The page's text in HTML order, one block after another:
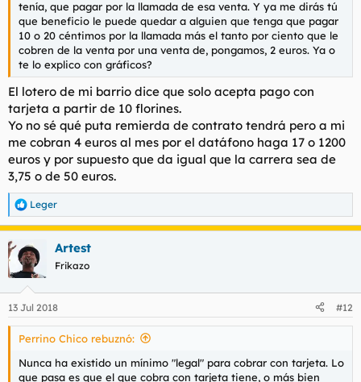
tenía, que pagar por la llamada de esa venta. Y ya me dirás tú
que beneficio le puede quedar a alguien que tenga que pagar
10 o 20 céntimos por la llamada más el tanto por ciento que le
cobren de la venta por una venta de, pongamos, 2 euros. Ya o
te lo explico con gráficos?
El lotero de mi barrio dice que solo acepta pago con
tarjeta a partir de 10 florines.
Yo no sé qué puta remierda de contrato tendrá pero a mi
me cobran 4 euros al mes por el datáfono haga 17 o 1200
euros y por supuesto que da igual que la carrera sea de
3,75 o de 50 euros.
R
e
a
c
c
i
e
s
Leger
Artest
Frikazo
13 Jul 2018 #12
Perrino Chico rebuznó:
Nunca ha existido un mínimo "legal" para cobrar con tarjeta. Lo
que pasa es que el que cobra con tarjeta tiene, o más bien